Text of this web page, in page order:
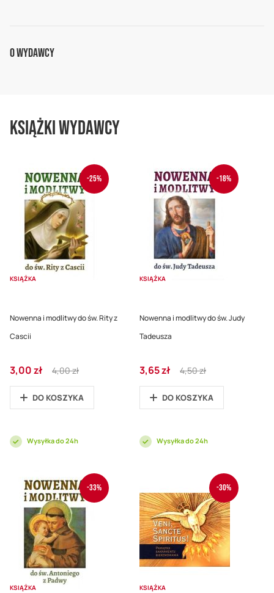
O Wydawcy
Książki wydawcy
-25%
KSIĄŻKA
Nowenna i modlitwy do św. Rity z
Cascii
Cena
promocyjna
3,00 zł
Regular
Price
4,00 zł
DO KOSZYKA
Wysyłka do 24h
-18%
KSIĄŻKA
Nowenna i modlitwy do św. Judy
Tadeusza
Cena
promocyjna
3,65 zł
Regular
Price
4,50 zł
DO KOSZYKA
Wysyłka do 24h
-33%
KSIĄŻKA
-30%
KSIĄŻKA